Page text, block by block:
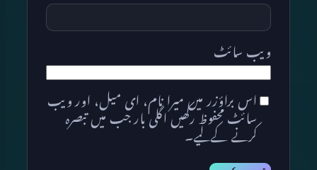
ویب‌ سائٹ
اس براؤزر میں میرا نام، ای میل، اور ویب
سائٹ محفوظ رکھیں اگلی بار جب میں تبصرہ
کرنے کےلیے۔